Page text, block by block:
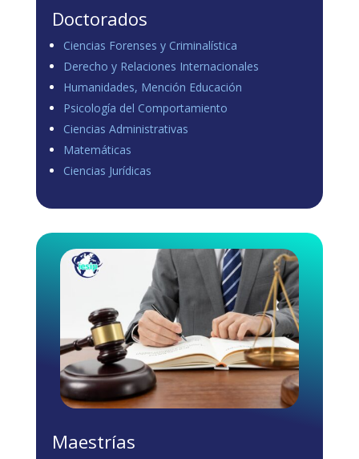
Load more
Doctorados
Ciencias Forenses y Criminalística
Derecho y Relaciones Internacionales
Humanidades, Mención Educación
Psicología del Comportamiento
Ciencias Administrativas
Matemáticas
Ciencias Jurídicas
Maestrías